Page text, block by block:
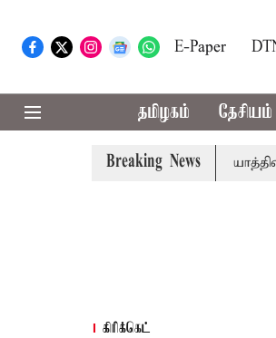
E-Paper
தமிழகம் தேசியம்
Breaking News
அமர்நாத் யாத்திரை
கிரிக்கெட்